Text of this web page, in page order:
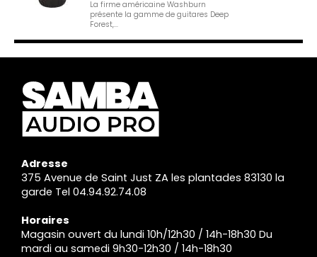
La firme américaine Washburn
présente la gamme de guitares Deep
Forest,...
Adresse
375 Avenue de Saint Just ZA les plantades 83130 la
garde Tel 04.94.92.74.08
Horaires
Magasin ouvert du lundi 10h/12h30 / 14h-18h30 Du
mardi au samedi 9h30-12h30 / 14h-18h30